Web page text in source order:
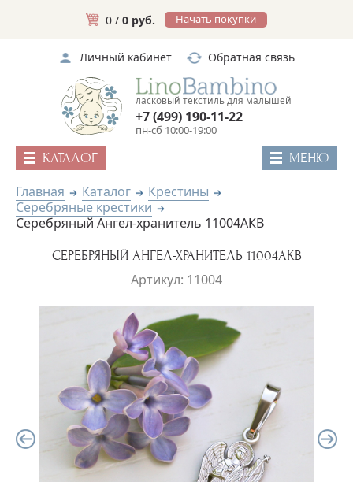
0 / 0 руб. Начать покупки
Личный кабинет Обратная связь
ласковый текстиль для малышей
пн-сб 10:00-19:00
+7 (499) 190-11-22
КАТАЛОГ МЕНЮ
Главная Каталог
Крестины
Серебряные крестики
Серебряный Ангел-хранитель 11004АКВ
СЕРЕБРЯНЫЙ АНГЕЛ-ХРАНИТЕЛЬ 11004АКВ
Артикул: 11004